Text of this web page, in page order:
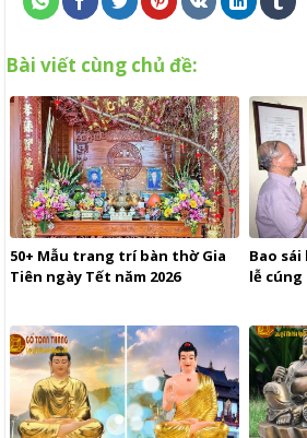
Bài viết cùng chủ đề:
50+ Mẫu trang trí bàn thờ Gia
Tiên ngày Tết năm 2026
Bao
lễ cúng